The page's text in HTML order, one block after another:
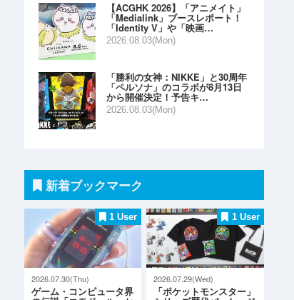
【ACGHK 2026】「アニメイト」
「Medialink」ブースレポート！
「Identity V」や「映画…
2026.08.03(Mon)
「勝利の女神：NIKKE」と30周年
「ペルソナ」のコラボが8月13日
から開催決定！予告キ…
2026.08.03(Mon)
新着ブックマーク
1 User
2026.07.30(Thu)
ゲーム・コンピュータ界
1 User
2026.07.29(Wed)
「ポケットモンスター」